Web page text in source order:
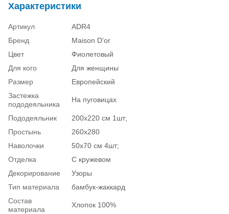
Характеристики
Артикул
ADR4
Бренд
Maison D'or
Цвет
Фиолетовый
Для кого
Для женщины
Размер
Европейский
Застежка
пододеяльника
На пуговицах
Пододеяльник
200х220 см 1шт;
Простынь
260x280
Наволочки
50х70 см 4шт;
Отделка
С кружевом
Декорирование
Узоры
Тип материала
бамбук-жаккард
Состав
материала
Хлопок 100%